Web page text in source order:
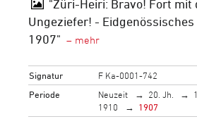
"Züri-Heiri: Bravo! Fort mit
Ungeziefer! -
1907"
Signatur
F Ka-0001-742
Periode
Neuzeit 20. Jh.
1910
1907